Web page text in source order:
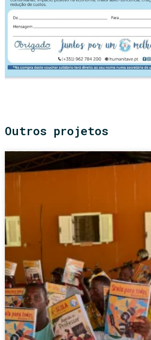
Outros projetos